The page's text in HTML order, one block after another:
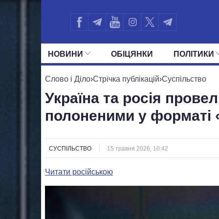
НОВИНИ ОБIЦЯНКИ ПОЛIТИКИ
УСІ ПОЛІТИКИ ПРЕЗИДЕНТ І ОФІС
Слово і Діло›Стрічка публікацій›Суспільство
Україна та росія
полоненими у форматі
СУСПІЛЬСТВО 15 травня 2026, 10:42
Читати російською